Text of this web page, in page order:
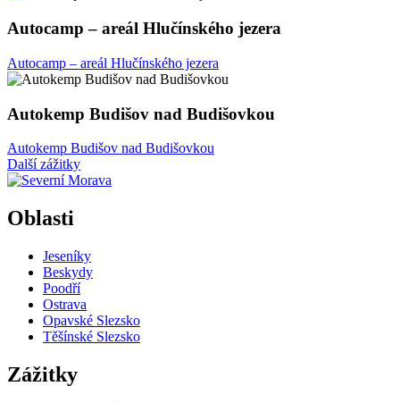
Autocamp – areál Hlučínského jezera
Autocamp – areál Hlučínského jezera
Autokemp Budišov nad Budišovkou
Autokemp Budišov nad Budišovkou
Další zážitky
Oblasti
Jeseníky
Beskydy
Poodří
Ostrava
Opavské Slezsko
Těšínské Slezsko
Zážitky